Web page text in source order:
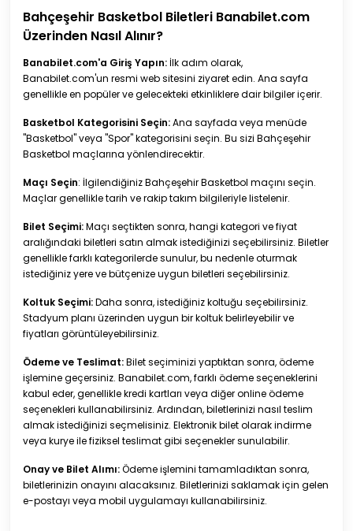
Bahçeşehir Basketbol Biletleri Banabilet.com
Üzerinden Nasıl Alınır?
Banabilet.com'a Giriş Yapın: İlk adım olarak,
Banabilet.com'un resmi web sitesini ziyaret edin. Ana sayfa
genellikle en popüler ve gelecekteki etkinliklere dair bilgiler içerir.
Basketbol Kategorisini Seçin:Ana sayfada veya menüde
"Basketbol" veya "Spor" kategorisini seçin. Bu sizi Bahçeşehir
Basketbol maçlarına yönlendirecektir.
Maçı Seçin: İlgilendiğiniz Bahçeşehir Basketbol maçını seçin.
Maçlar genellikle tarih ve rakip takım bilgileriyle listelenir.
Bilet Seçimi:Maçı seçtikten sonra, hangi kategori ve fiyat
aralığındaki biletleri satın almak istediğinizi seçebilirsiniz. Biletler
genellikle farklı kategorilerde sunulur, bu nedenle oturmak
istediğiniz yere ve bütçenize uygun biletleri seçebilirsiniz.
Koltuk Seçimi:Daha sonra, istediğiniz koltuğu seçebilirsiniz.
Stadyum planı üzerinden uygun bir koltuk belirleyebilir ve
fiyatları görüntüleyebilirsiniz.
Ödeme ve Teslimat:Bilet seçiminizi yaptıktan sonra, ödeme
işlemine geçersiniz. Banabilet.com, farklı ödeme seçeneklerini
kabul eder, genellikle kredi kartları veya diğer online ödeme
seçenekleri kullanabilirsiniz. Ardından, biletlerinizi nasıl teslim
almak istediğinizi seçmelisiniz. Elektronik bilet olarak indirme
veya kurye ile fiziksel teslimat gibi seçenekler sunulabilir.
Onay ve Bilet Alımı:Ödeme işlemini tamamladıktan sonra,
biletlerinizin onayını alacaksınız. Biletlerinizi saklamak için gelen
e-postayı veya mobil uygulamayı kullanabilirsiniz.